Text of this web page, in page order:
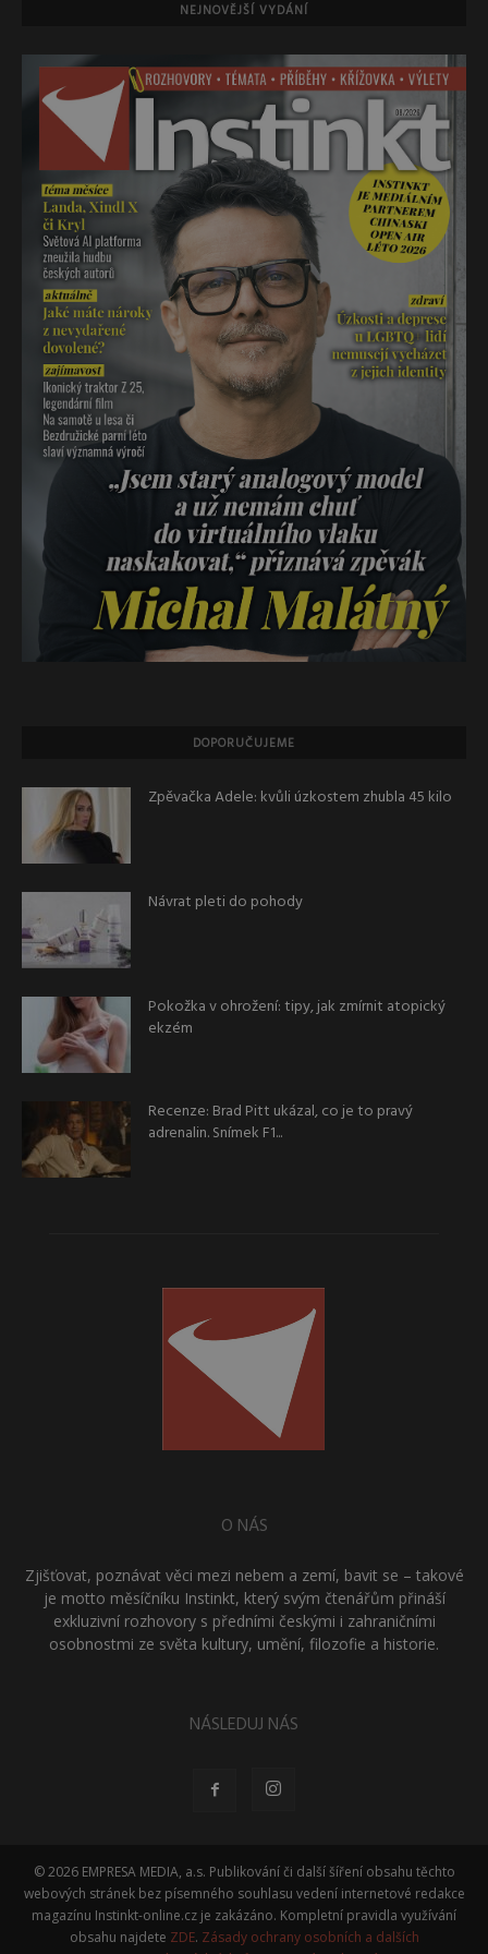
NEJNOVĚJŠÍ VYDÁNÍ
DOPORUČUJEME
Zpěvačka Adele: kvůli úzkostem zhubla 45 kilo
Návrat pleti do pohody
Pokožka v ohrožení: tipy, jak zmírnit atopický
ekzém
Recenze: Brad Pitt ukázal, co je to pravý
adrenalin. Snímek F1...
O NÁS
Zjišťovat, poznávat věci mezi nebem a zemí, bavit se – takové
je motto měsíčníku Instinkt, který svým čtenářům přináší
exkluzivní rozhovory s předními českými i zahraničními
osobnostmi ze světa kultury, umění, filozofie a historie.
NÁSLEDUJ NÁS
© 2026 EMPRESA MEDIA, a.s. Publikování či další šíření obsahu těchto
webových stránek bez písemného souhlasu vedení internetové redakce
magazínu Instinkt-online.cz je zakázáno. Kompletní pravidla využívání
obsahu najdete ZDE. Zásady ochrany osobních a dalších